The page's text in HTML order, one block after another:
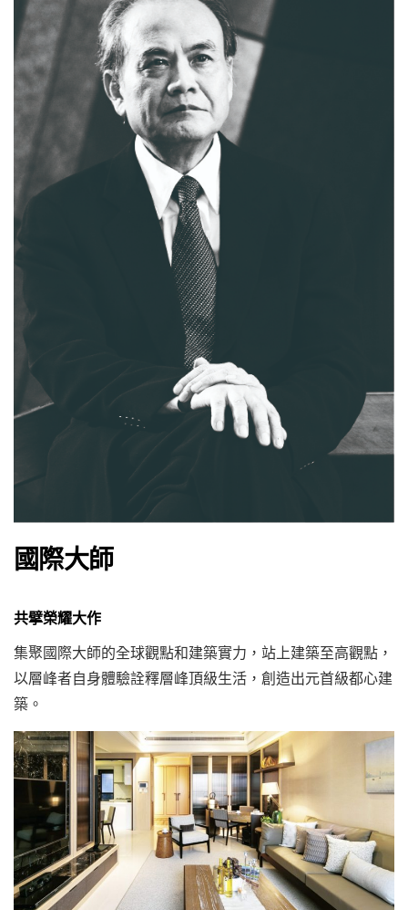
國際大師
共擘榮耀大作
集聚國際大師的全球觀點和建築實力，站上建築至高觀點，
以層峰者自身體驗詮釋層峰頂級生活，創造出元首級都心建
築。